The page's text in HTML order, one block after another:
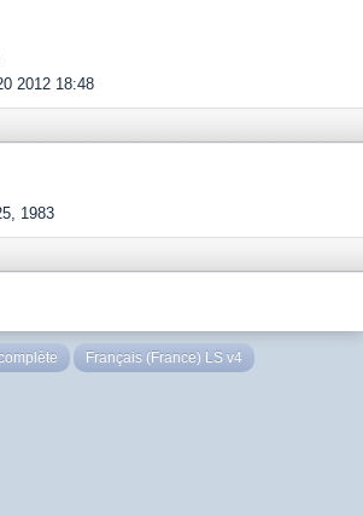
2012 18:48
1983
Français (France) LS v4